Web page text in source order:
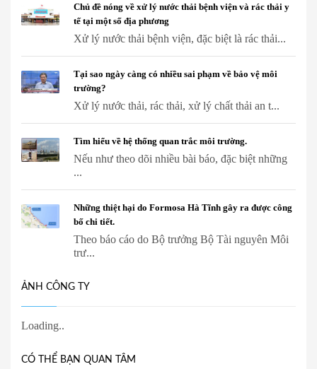
Chủ đề nóng về xử lý nước thải bệnh viện và rác thải y
tế tại một số địa phương
Xử lý nước thải bệnh viện, đặc biệt là rác thải...
Tại sao ngày càng có nhiều sai phạm về bảo vệ môi
trường?
Xử lý nước thải, rác thải, xử lý chất thải an t...
Tìm hiểu về hệ thống quan trắc môi trường.
Nếu như theo dõi nhiều bài báo, đặc biệt những
...
Những thiệt hại do Formosa Hà Tĩnh gây ra được công
bố chi tiết.
Theo báo cáo do Bộ trưởng Bộ Tài nguyên Môi
trư...
ẢNH CÔNG TY
CÓ THỂ BẠN QUAN TÂM